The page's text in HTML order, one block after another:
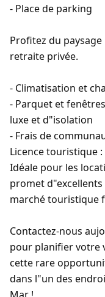
- Place de parking
Profitez du
retraite privée.
- Climatisation et
- Parquet et
luxe et d"isolation
- Frais de
Licence touristique :
Idéale pour les
promet
marché touristique
Contactez-nous
pour planifier votre
cette rare
dans l"un des